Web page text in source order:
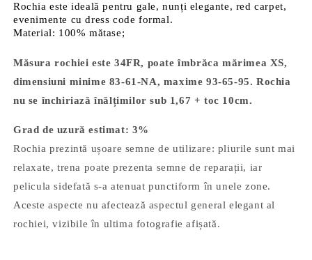
Rochia este ideală pentru gale,nunți elegante, red carpet,
evenimente cu dress code formal.
Material: 100% mătase;
Măsura rochiei este 34FR, poate îmbrăca mărimea XS,
dimensiuni minime 83-61-NA, maxime 93-65-95. Rochia
nu se închiriază înălțimilor sub 1,67 + toc 10cm.
Grad de uzură estimat: 3%
Rochia prezintă ușoare semne de utilizare: pliurile sunt mai
relaxate, trena poate prezenta semne de reparații, iar
pelicula sidefată s-a atenuat punctiform în unele zone.
Aceste aspecte nu afectează aspectul general elegant al
rochiei, vizibile în ultima fotografie afișată.